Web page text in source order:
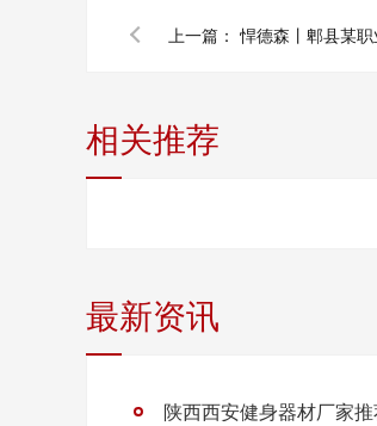
上一篇：
相关推荐
最新资讯
陕西西安健身器材厂家